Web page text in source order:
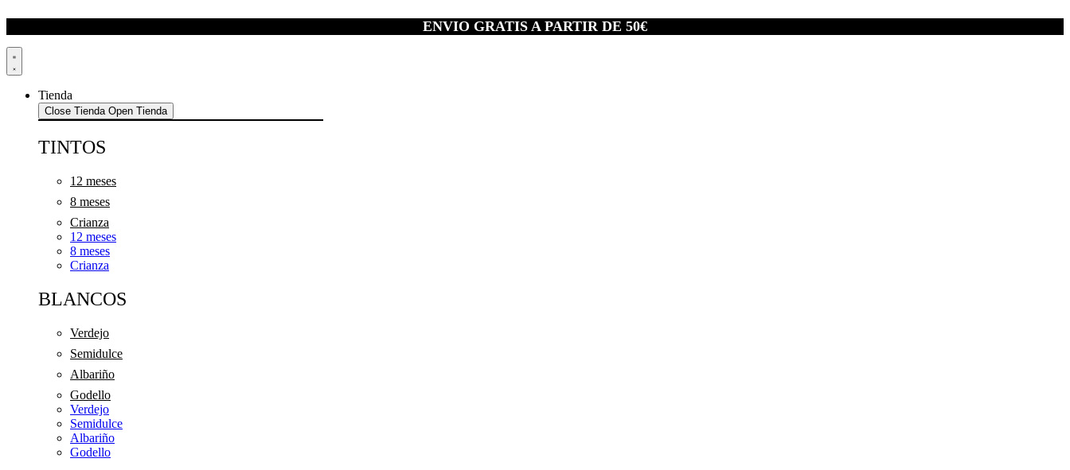
ENVIO GRATIS A PARTIR DE 50€
Tienda
Close Tienda Open Tienda
TINTOS
12 meses
8 meses
Crianza
12 meses
8 meses
Crianza
BLANCOS
Verdejo
Semidulce
Albariño
Godello
Verdejo
Semidulce
Albariño
Godello